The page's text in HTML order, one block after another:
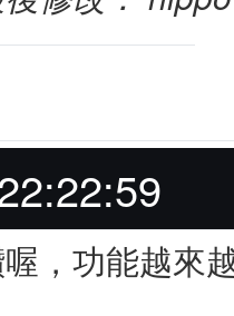
，功能越來